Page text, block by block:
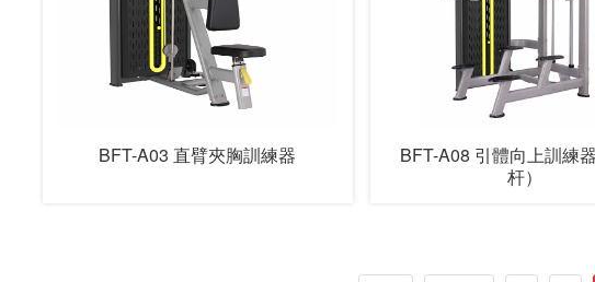
BFT-A03 直臂夾胸訓練器
BFT-A08 引體向上訓練
杆）